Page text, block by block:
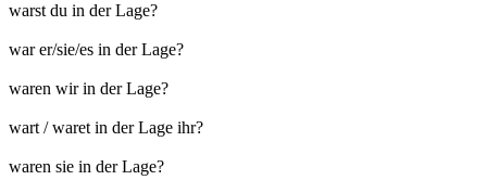
warst du in der Lage?
war er/sie/es in der Lage?
waren wir in der Lage?
wart / waret in der Lage ihr?
waren sie in der Lage?